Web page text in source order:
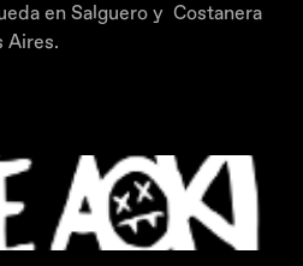
en Salguero y Costanera
Aires.